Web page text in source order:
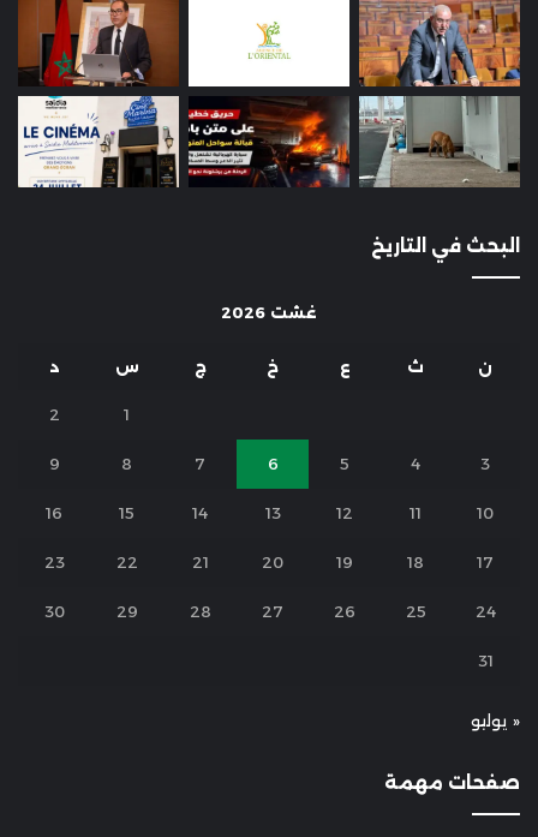
البحث في التاريخ
غشت 2026
ن ث ع خ ج س د
1
2
3
4
5
6
7
8
9
10
11
12
13
14
15
16
17
18
19
20
21
22
23
24
25
26
27
28
29
30
31
« يوليو
صفحات مهمة